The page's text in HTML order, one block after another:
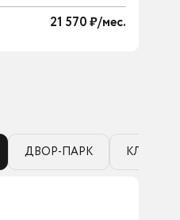
21 570 ₽/мес.
ДВОР-ПАРК